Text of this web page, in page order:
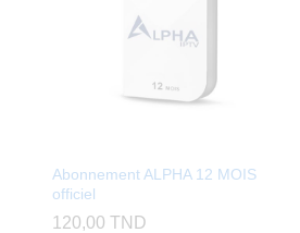
Abonnement ALPHA 12 MOIS
officiel
120,00 TND